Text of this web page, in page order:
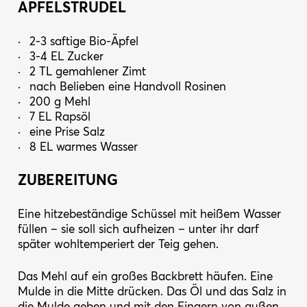
APFELSTRUDEL
2-3 saftige Bio-Äpfel
3-4 EL Zucker
2 TL gemahlener Zimt
nach Belieben eine Handvoll Rosinen
200 g Mehl
7 EL Rapsöl
eine Prise Salz
8 EL warmes Wasser
ZUBEREITUNG
Eine hitzebeständige Schüssel mit heißem Wasser
füllen – sie soll sich aufheizen – unter ihr darf
später wohltemperiert der Teig gehen.
Das Mehl auf ein großes Backbrett häufen. Eine
Mulde in die Mitte drücken. Das Öl und das Salz in